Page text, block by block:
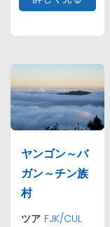
ヤンゴン～バ
ガン～チン族
村
ツア FJK/CUL